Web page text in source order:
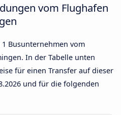
vom Flughafen
1 Busunternehmen vom
In der Tabelle unten
für einen Transfer auf dieser
und für die folgenden